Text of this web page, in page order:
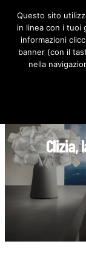
Clizia,
Questo sito
in linea con i tuoi
informazioni
banner (con il
nella